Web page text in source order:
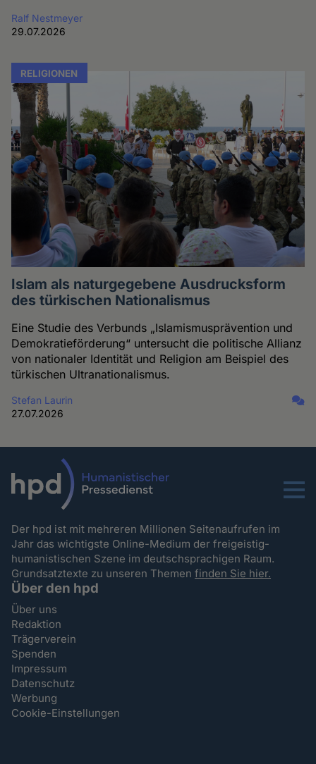
Ralf Nestmeyer
29.07.2026
RELIGIONEN
Islam als naturgegebene Ausdrucksform
des türkischen Nationalismus
Eine Studie des Verbunds „Islamismusprävention und
Demokratieförderung“ untersucht die politische Allianz
von nationaler Identität und Religion am Beispiel des
türkischen Ultranationalismus.
Stefan Laurin
27.07.2026
Menu
Der hpd ist mit mehreren Millionen Seitenaufrufen im
Jahr das wichtigste Online-Medium der freigeistig-
humanistischen Szene im deutschsprachigen Raum.
Grundsatztexte zu unseren Themenfinden Sie hier.
Über den hpd
Über uns
Redaktion
Trägerverein
Spenden
Impressum
Datenschutz
Werbung
Cookie-Einstellungen